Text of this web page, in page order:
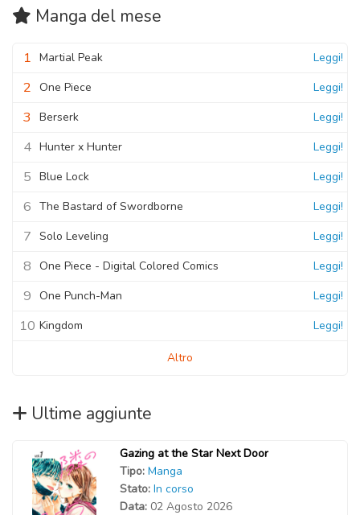
Manga del mese
1 Martial Peak Leggi!
2 One Piece Leggi!
3 Berserk Leggi!
4 Hunter x Hunter Leggi!
5 Blue Lock Leggi!
6 The Bastard of Swordborne Leggi!
7 Solo Leveling Leggi!
8 One Piece - Digital Colored Comics Leggi!
9 One Punch-Man Leggi!
10 Kingdom Leggi!
Altro
Ultime aggiunte
Gazing at the Star Next Door
Tipo: Manga
Stato: In corso
Data: 02 Agosto 2026